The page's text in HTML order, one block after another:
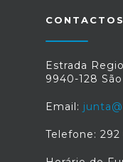
CONTACTOS
Estrada
9940-128
Email:
Telefone: 292